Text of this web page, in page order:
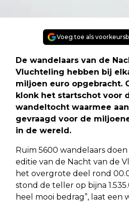
Voeg toe als
De wandelaars van de
Vluchteling hebben bij
miljoen euro opgebracht.
klonk het startschot voor
wandeltocht waarmee
gevraagd voor de
in de wereld.
Ruim 5600 wandelaars
editie van de Nacht van de
het overgrote deel rond
stond de teller op bijna
heel mooi bedrag”, laat een